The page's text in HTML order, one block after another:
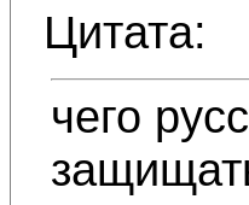
Цитата:
чего